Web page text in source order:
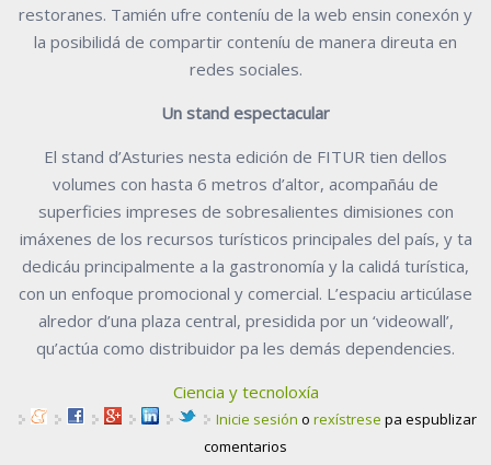
restoranes. Tamién ufre conteníu de la web ensin conexón y
la posibilidá de compartir conteníu de manera direuta en
redes sociales.
Un stand espectacular
El stand d’Asturies nesta edición de FITUR tien dellos
volumes con hasta 6 metros d’altor, acompañáu de
superficies impreses de sobresalientes dimisiones con
imáxenes de los recursos turísticos principales del país, y ta
dedicáu principalmente a la gastronomía y la calidá turística,
con un enfoque promocional y comercial. L’espaciu articúlase
alredor d’una plaza central, presidida por un ‘videowall’,
qu’actúa como distribuidor pa les demás dependencies.
Ciencia y tecnoloxía
Inicie sesión o rexístrese pa espublizar
comentarios